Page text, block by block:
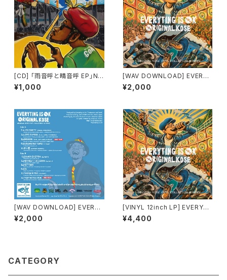
[CD] 「雨音呼と晴音呼 EP」NI
NETY-U / ORIGINAL KOSE /
pro. NICE☆J
¥1,000
[WAV DOWNLOAD] EVERYT
ING IS OK - ORIGINAL KOS
E
¥2,000
[WAV DOWNLOAD] EVERYT
ING IS OK - Riddim Vesrion
集
¥2,000
[VINYL 12inch LP] EVERYTI
NG IS OK - ORIGINAL KOSE
¥4,400
CATEGORY